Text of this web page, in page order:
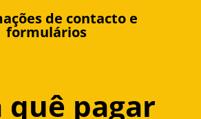
de contacto e
formulários
quê pagar